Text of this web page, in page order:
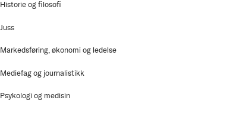
Historie og filosofi
Juss
Markedsføring, økonomi og ledelse
Mediefag og journalistikk
Psykologi og medisin